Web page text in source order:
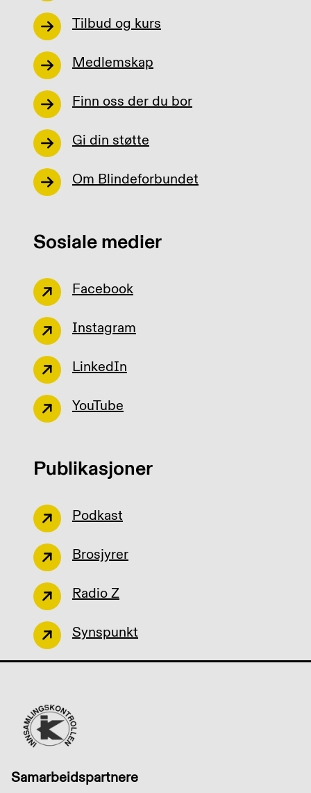
Tilbud og kurs
Medlemskap
Finn oss der du bor
Gi din støtte
Om Blindeforbundet
Sosiale medier
Facebook
Instagram
LinkedIn
YouTube
Publikasjoner
Podkast
Brosjyrer
Radio Z
Synspunkt
Samarbeidspartnere